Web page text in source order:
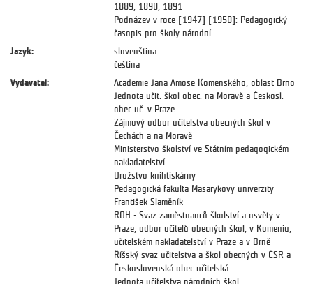
1889, 1890, 1891
Podnázev v roce [1947]-[1950]: Pedagogický
časopis pro školy národní
Jazyk:
slovenština
čeština
Vydavatel:
Academie Jana Amose Komenského, oblast Brno
Jednota učit. škol obec. na Moravě a Českosl.
obec uč. v Praze
Zájmový odbor učitelstva obecných škol v
Čechách a na Moravě
Ministerstvo školství ve Státním pedagogickém
nakladatelství
Družstvo knihtiskárny
Pedagogická fakulta Masarykovy univerzity
František Slaměník
ROH - Svaz zaměstnanců školství a osvěty v
Praze, odbor učitelů obecných škol, v Komeniu,
učitelském nakladatelství v Praze a v Brně
Říšský svaz učitelstva a škol obecných v ČSR a
Československá obec učitelská
Jednota učitelstva národních škol